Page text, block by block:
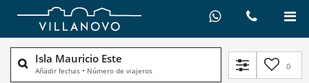
Isla Mauricio Este
Añadir fechas • Número de viajeros 0